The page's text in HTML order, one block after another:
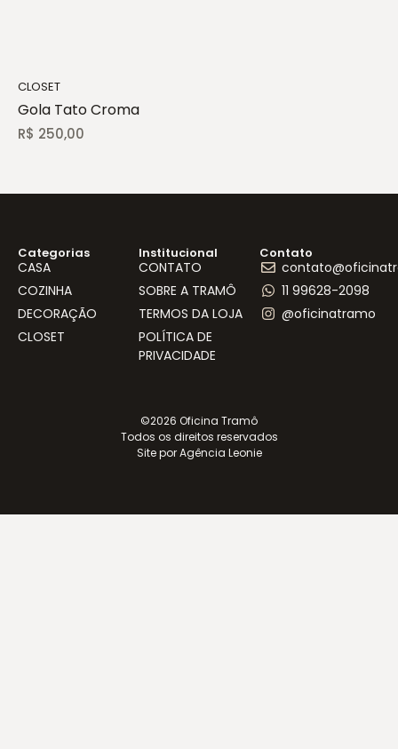
CLOSET
Gola Tato Croma
R$ 250,00
Categorias
CASA
COZINHA
DECORAÇÃO
CLOSET
Institucional
CONTATO
SOBRE A TRAMÔ
TERMOS DA LOJA
POLÍTICA DE
PRIVACIDADE
Contato
11 99628-2098
@oficinatramo
©2026 Oficina Tramô
Todos os direitos reservados
Site por Agência Leonie